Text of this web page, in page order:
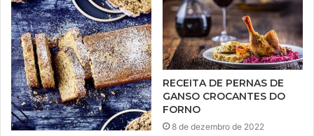
RECEITA DE PERNAS DE
GANSO CROCANTES DO
FORNO
8 de dezembro de 2022